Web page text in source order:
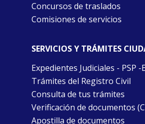
Concursos de traslados
Comisiones de servicios
SERVICIOS Y TRÁMITES
Expedientes Judiciales - PSP -
Trámites del Registro Civil
Consulta de tus trámites
Verificación de documentos
Apostilla de documentos